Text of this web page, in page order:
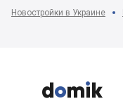
Новостройки в Украине


